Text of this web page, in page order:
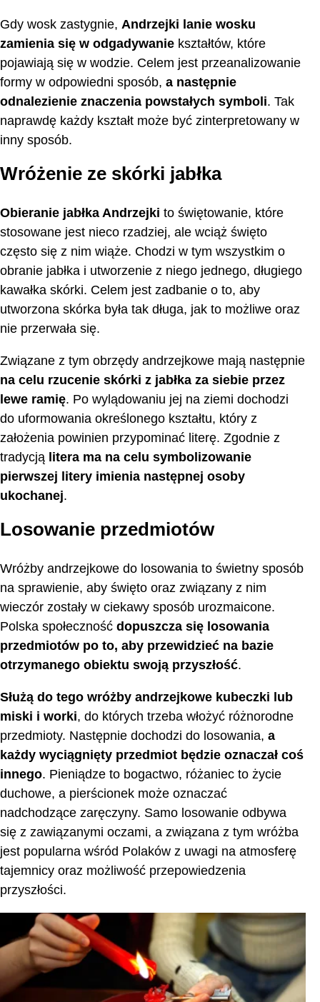
Gdy wosk zastygnie, Andrzejki lanie wosku
zamienia się w odgadywanie kształtów, które
pojawiają się w wodzie. Celem jest przeanalizowanie
formy w odpowiedni sposób, a następnie
odnalezienie znaczenia powstałych symboli. Tak
naprawdę każdy kształt może być zinterpretowany w
inny sposób.
Wróżenie ze skórki jabłka
Obieranie jabłka Andrzejki to świętowanie, które
stosowane jest nieco rzadziej, ale wciąż święto
często się z nim wiąże. Chodzi w tym wszystkim o
obranie jabłka i utworzenie z niego jednego, długiego
kawałka skórki. Celem jest zadbanie o to, aby
utworzona skórka była tak długa, jak to możliwe oraz
nie przerwała się.
Związane z tym obrzędy andrzejkowe mają następnie
na celu rzucenie skórki z jabłka za siebie przez
lewe ramię. Po wylądowaniu jej na ziemi dochodzi
do uformowania określonego kształtu, który z
założenia powinien przypominać literę. Zgodnie z
tradycją litera ma na celu symbolizowanie
pierwszej litery imienia następnej osoby
ukochanej.
Losowanie przedmiotów
Wróżby andrzejkowe do losowania to świetny sposób
na sprawienie, aby święto oraz związany z nim
wieczór zostały w ciekawy sposób urozmaicone.
Polska społeczność dopuszcza się losowania
przedmiotów po to, aby przewidzieć na bazie
otrzymanego obiektu swoją przyszłość.
Służą do tego wróżby andrzejkowe kubeczki lub
miski i worki, do których trzeba włożyć różnorodne
przedmioty. Następnie dochodzi do losowania, a
każdy wyciągnięty przedmiot będzie oznaczał coś
innego. Pieniądze to bogactwo, różaniec to życie
duchowe, a pierścionek może oznaczać
nadchodzące zaręczyny. Samo losowanie odbywa
się z zawiązanymi oczami, a związana z tym wróżba
jest popularna wśród Polaków z uwagi na atmosferę
tajemnicy oraz możliwość przepowiedzenia
przyszłości.